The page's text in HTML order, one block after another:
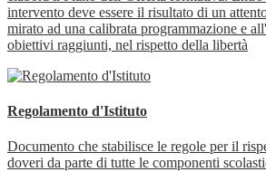
intervento deve essere il risultato di un
mirato ad una calibrata programmazione e
obiettivi raggiunti, nel rispetto della libertà
Regolamento d'Istituto
Documento che stabilisce le regole per il
doveri da parte di tutte le componenti